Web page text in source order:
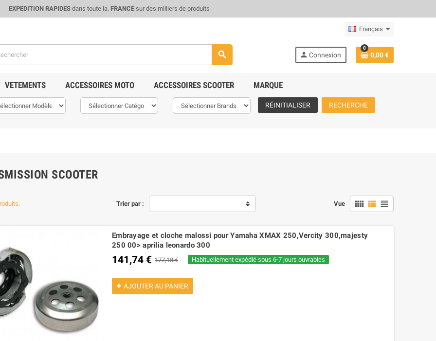
EXPEDITION RAPIDESdans toute la. FRANCEsur des milliers de produits
Français
search person Connexion
0
0,00 €
VETEMENTS ACCESSOIRES MOTO ACCESSOIRES SCOOTER MARQUE
RÉINITIALISER RECHERCHE
SCOOTER
Trier par : Vue view_comfy view_list view_headline
Embrayage et cloche malossi pour Yamaha XMAX 250,Vercity 300,majesty
250 00> aprilia leonardo 300
141,74 € 177,18 € Habituellement expédié sous 6-7 jours ouvrables
AJOUTER AU PANIER